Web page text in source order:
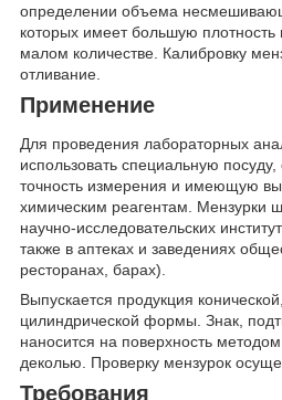
определении объема
которых имеет большую плотность
малом количестве. Калибровку
отливание.
Применение
Для проведения лабораторных
использовать специальную
точность измерения и имеющую
химическим реагентам. Мензурки
научно-исследовательских
также в аптеках и заведениях
ресторанах, барах).
Выпускается продукция
цилиндрической формы. Знак,
наносится на поверхность
деколью. Проверку мензурок
Требования